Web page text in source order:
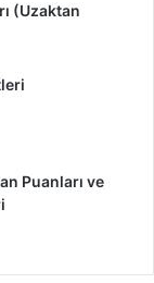
(Uzaktan
Puanları ve